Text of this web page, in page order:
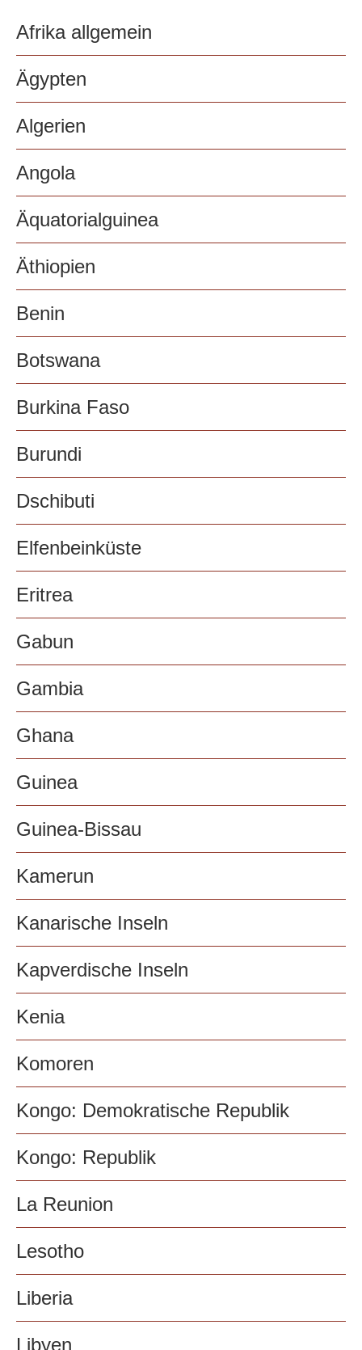
Afrika allgemein
Ägypten
Algerien
Angola
Äquatorialguinea
Äthiopien
Benin
Botswana
Burkina Faso
Burundi
Dschibuti
Elfenbeinküste
Eritrea
Gabun
Gambia
Ghana
Guinea
Guinea-Bissau
Kamerun
Kanarische Inseln
Kapverdische Inseln
Kenia
Komoren
Kongo: Demokratische Republik
Kongo: Republik
La Reunion
Lesotho
Liberia
Libyen